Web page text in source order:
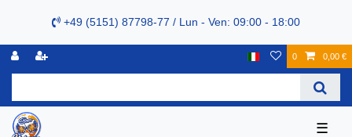
+49 (5151) 87798-77 / Lun - Ven: 09:00 - 18:00
0 0,00 €
☰